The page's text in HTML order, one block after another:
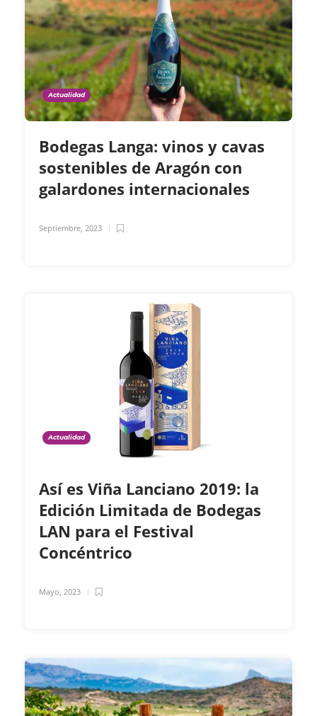
Actualidad
Bodegas Langa: vinos y cavas
sostenibles de Aragón con
galardones internacionales
Septiembre, 2023
Actualidad
Así es Viña Lanciano 2019: la
Edición Limitada de Bodegas
LAN para el Festival
Concéntrico
Mayo, 2023